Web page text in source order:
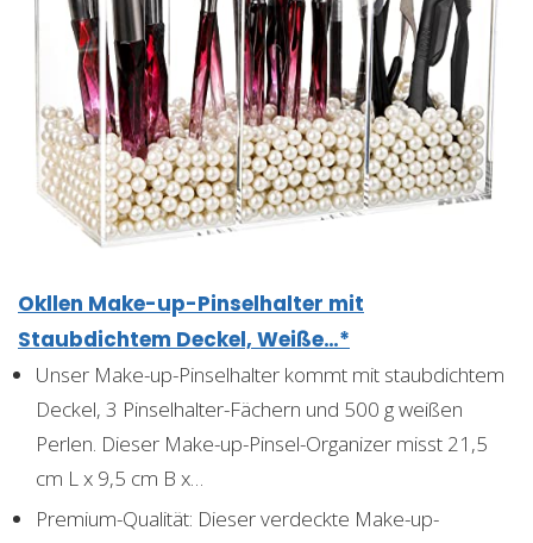
Okllen Make-up-Pinselhalter mit
Staubdichtem Deckel, Weiße…*
Unser Make-up-Pinselhalter kommt mit staubdichtem
Deckel, 3 Pinselhalter-Fächern und 500 g weißen
Perlen. Dieser Make-up-Pinsel-Organizer misst 21,5
cm L x 9,5 cm B x…
Premium-Qualität: Dieser verdeckte Make-up-